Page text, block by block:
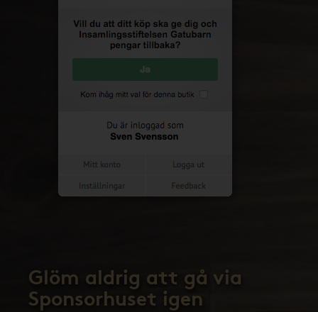
Glöm aldrig att gå via
Sponsorhuset igen